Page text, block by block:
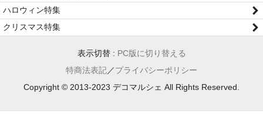
ハロウィン特集
クリスマス特集
表示切替 : PC版に切り替える
特商法表記／プライバシーポリシー
Copyright © 2013-2023 デコマルシェ All Rights Reserved.